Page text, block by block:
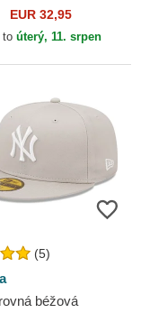
MLB New Era
EUR 32,95
to úterý, 11. srpen
(5)
béžová